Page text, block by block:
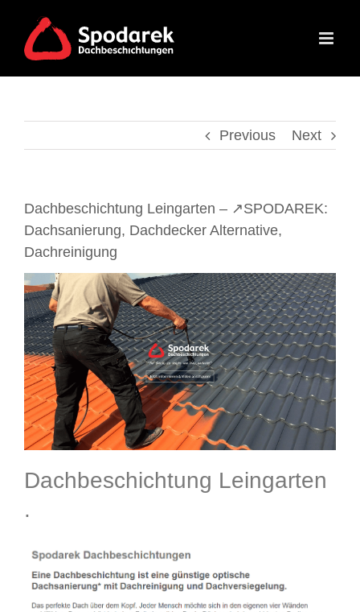
content
Previous Next
Dachbeschichtung Leingarten – ↗️SPODAREK:
Dachsanierung, Dachdecker Alternative,
Dachreinigung
Dachbeschichtung Leingarten
.